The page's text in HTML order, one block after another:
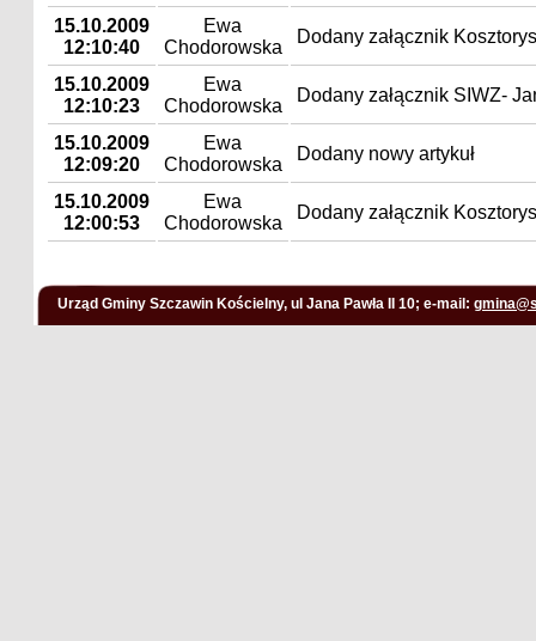
15.10.2009
12:10:40
Ewa
Chodorowska
Dodany załącznik
15.10.2009
12:10:23
Ewa
Chodorowska
Dodany załącznik SIWZ-
15.10.2009
12:09:20
Ewa
Chodorowska
Dodany nowy artykuł
15.10.2009
12:00:53
Ewa
Chodorowska
Dodany załącznik
Urząd Gminy Szczawin Kościelny, ul Jana Pawła II 10; e-mail: